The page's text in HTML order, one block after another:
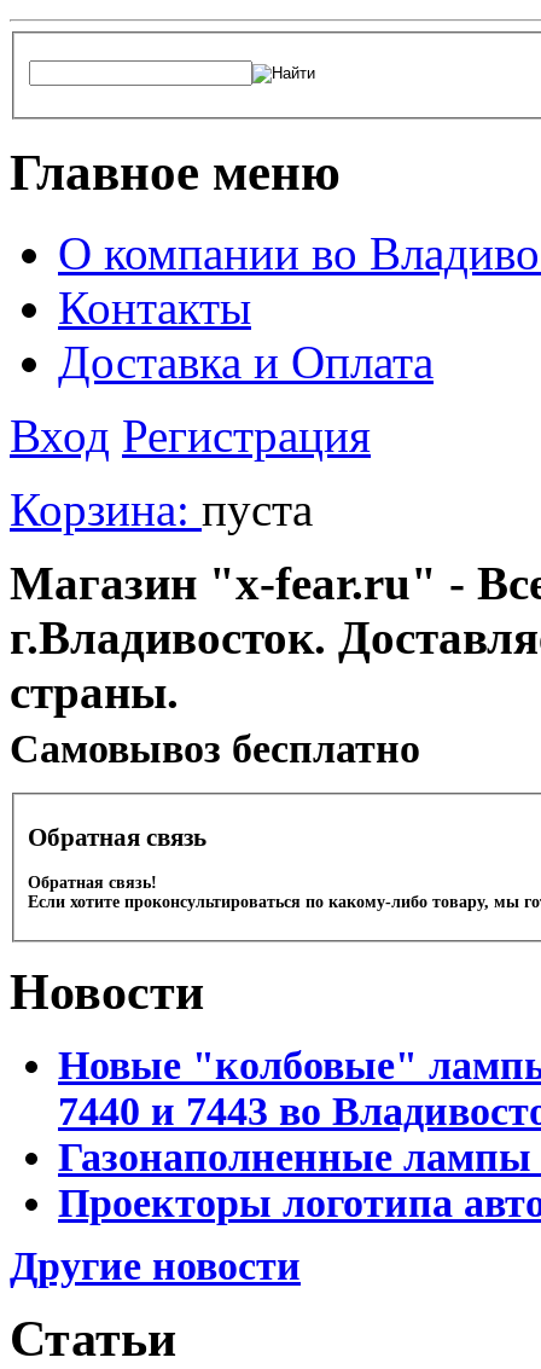
Главное меню
О компании во
Контакты
Доставка и Оплата
Вход Регистрация
Корзина: пуста
Магазин "x-fear.ru" -
г.Владивосток.
страны.
Cамовывоз бесплатно
Обратная связь
Обратная связь!
Если хотите проконсультироваться по какому-либо товару, мы
Новости
Новые "колбовые"
7440 и 7443 во
Газонаполненные лампы
Проекторы логотипа
Другие новости
Статьи